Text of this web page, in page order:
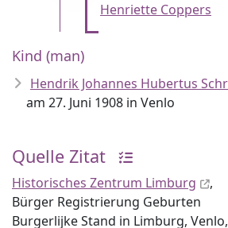
Henriette Coppers
Kind (man)
Hendrik Johannes Hubertus
am 27. Juni 1908 in Venlo
Quelle Zitat
Historisches Zentrum Limburg
,
Bürger Registrierung Geburten
Burgerlijke Stand in Limburg, Venlo,